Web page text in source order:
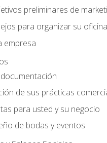
preliminares de
para organizar su
empresa
de sus prácticas
para usted y su negocio
de bodas y eventos